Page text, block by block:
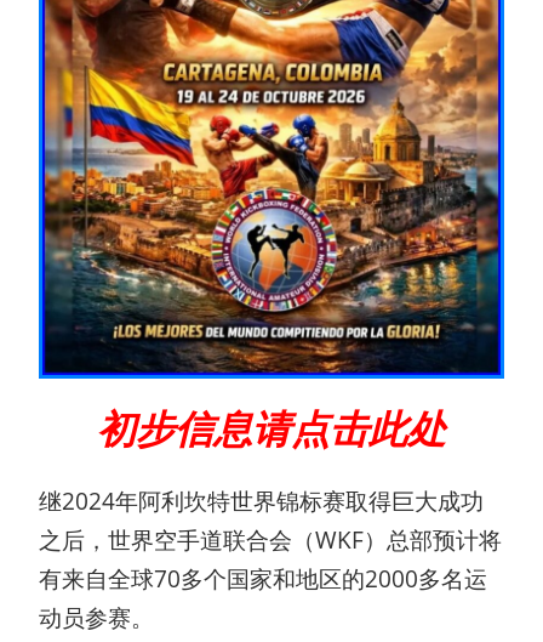
初步信息请点击此处
继2024年阿利坎特世界锦标赛取得巨大成功
之后，世界空手道联合会（WKF）总部预计将
有来自全球70多个国家和地区的2000多名运
动员参赛。